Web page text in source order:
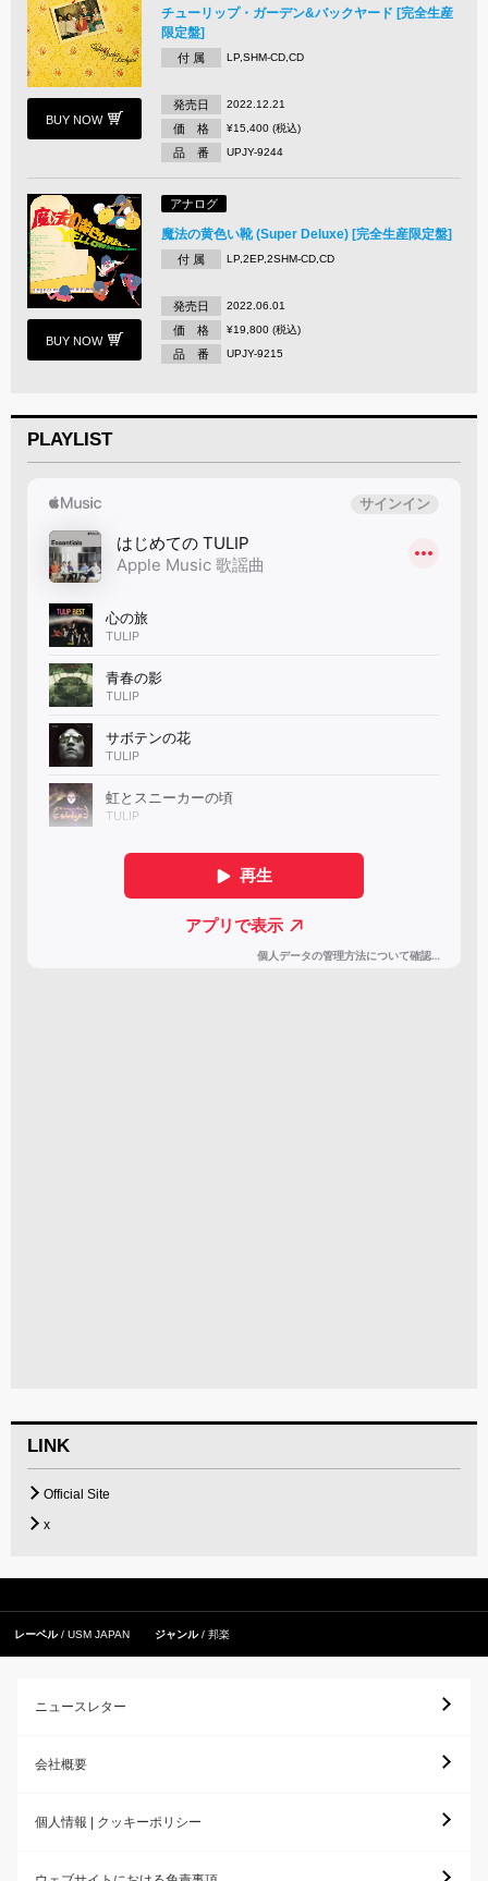
BUY NOW
チューリップ・ガーデン&バックヤード [完全生産
限定盤]
付 属 LP,SHM-CD,CD
発売日 2022.12.21
価 格 ¥15,400 (税込)
品 番 UPJY-9244
BUY NOW
アナログ
魔法の黄色い靴 (Super Deluxe) [完全生産限定盤]
付 属 LP,2EP,2SHM-CD,CD
発売日 2022.06.01
価 格 ¥19,800 (税込)
品 番 UPJY-9215
PLAYLIST
LINK
Official Site
x
レーベル USM JAPAN ジャンル 邦楽
ニュースレター
会社概要
個人情報 | クッキーポリシー